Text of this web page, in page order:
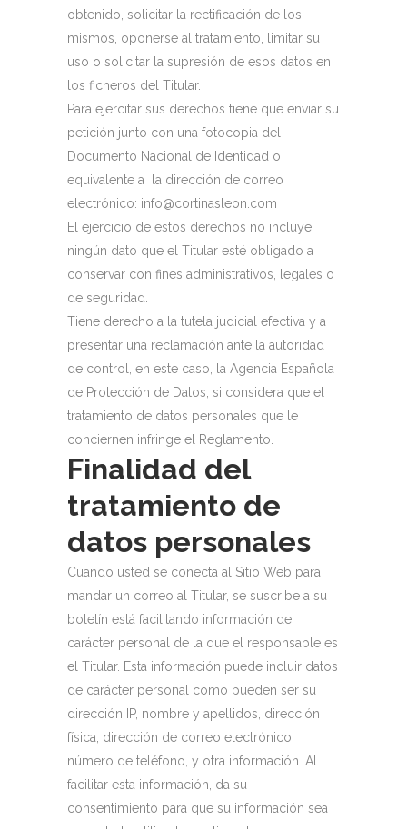
obtenido, solicitar la rectificación de los
mismos, oponerse al tratamiento, limitar su
uso o solicitar la supresión de esos datos en
los ficheros del Titular.
Para ejercitar sus derechos tiene que enviar su
petición junto con una fotocopia del
Documento Nacional de Identidad o
equivalente a la dirección de correo
electrónico: info@cortinasleon.com
El ejercicio de estos derechos no incluye
ningún dato que el Titular esté obligado a
conservar con fines administrativos, legales o
de seguridad.
Tiene derecho a la tutela judicial efectiva y a
presentar una reclamación ante la autoridad
de control, en este caso, la Agencia Española
de Protección de Datos, si considera que el
tratamiento de datos personales que le
conciernen infringe el Reglamento.
Finalidad del
tratamiento de
datos personales
Cuando usted se conecta al Sitio Web para
mandar un correo al Titular, se suscribe a su
boletín está facilitando información de
carácter personal de la que el responsable es
el Titular. Esta información puede incluir datos
de carácter personal como pueden ser su
dirección IP, nombre y apellidos, dirección
física, dirección de correo electrónico,
número de teléfono, y otra información. Al
facilitar esta información, da su
consentimiento para que su información sea